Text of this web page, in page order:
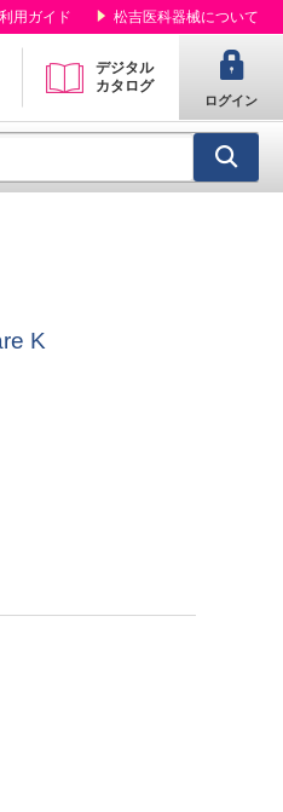
用ガイド 松吉医科器械について
デジタル
カタログ
ログイン
K